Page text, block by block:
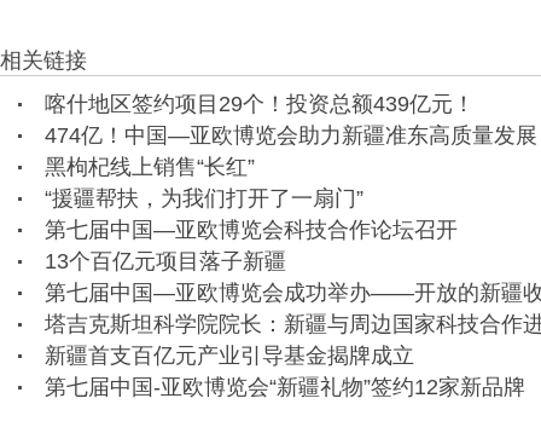
相关链接
喀什地区签约项目29个！投资总额439亿元！
474亿！中国—亚欧博览会助力新疆准东高质量发展
黑枸杞线上销售“长红”
“援疆帮扶，为我们打开了一扇门”
第七届中国—亚欧博览会科技合作论坛召开
13个百亿元项目落子新疆
第七届中国—亚欧博览会成功举办——开放的新疆
塔吉克斯坦科学院院长：新疆与周边国家科技合作
新疆首支百亿元产业引导基金揭牌成立
第七届中国-亚欧博览会“新疆礼物”签约12家新品牌